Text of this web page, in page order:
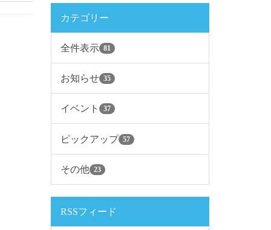
カテゴリー
全件表示 81
お知らせ 35
イベント 37
ピックアップ 57
その他 23
RSSフィード